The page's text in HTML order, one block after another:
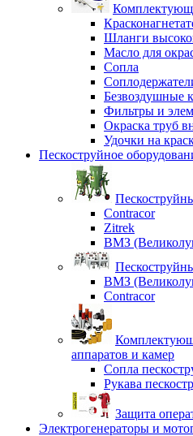
Шланги
Масло для
Сопла
Безвоздушные
Фильтры и
Окраска труб
Удочки на
Пескоструйное
Contracor
Zitrek
ВМЗ
ВМЗ
Contracor
аппаратов и камер
Сопла
Рукава
Защита
Электрогенераторы и